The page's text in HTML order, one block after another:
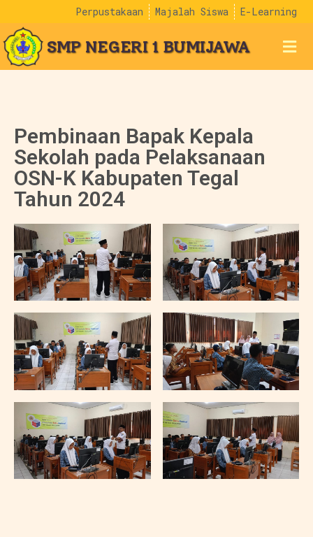
Perpustakaan Majalah Siswa E-Learning
SMP NEGERI 1 BUMIJAWA
Pembinaan Bapak Kepala
Sekolah pada Pelaksanaan
OSN-K Kabupaten Tegal
Tahun 2024